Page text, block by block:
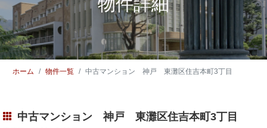
ホーム 物件一覧 中古マンション 神戸 東灘区住吉本町3丁目
中古マンション 神戸 東灘区住吉本町3丁目